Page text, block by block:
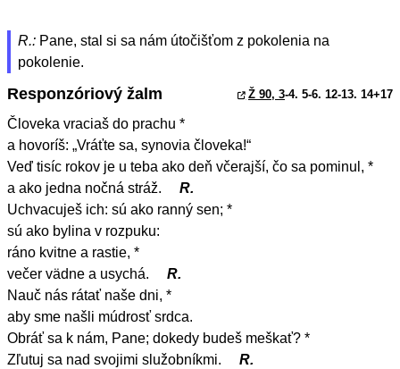
R.: Pane, stal si sa nám útočišťom z pokolenia na
pokolenie.
Responzóriový žalm Ž 90, 3-4. 5-6. 12-13. 14+17
Človeka vraciaš do prachu *
a hovoríš: „Vráťte sa, synovia človeka!“
Veď tisíc rokov je u teba ako deň včerajší, čo sa pominul, *
a ako jedna nočná stráž.
R.
Uchvacuješ ich: sú ako ranný sen; *
sú ako bylina v rozpuku:
ráno kvitne a rastie, *
večer vädne a usychá.
R.
Nauč nás rátať naše dni, *
aby sme našli múdrosť srdca.
Obráť sa k nám, Pane; dokedy budeš meškať? *
Zľutuj sa nad svojimi služobníkmi.
R.